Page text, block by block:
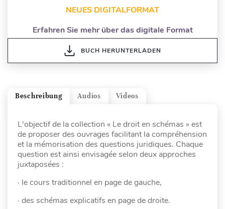
NEUES DIGITALFORMAT
Erfahren Sie mehr über das digitale Format
BUCH HERUNTERLADEN
Videos
Audios
Beschreibung
L'objectif de la collection « Le droit en schémas » est
de proposer des ouvrages facilitant la compréhension
et la mémorisation des questions juridiques. Chaque
question est ainsi envisagée selon deux approches
juxtaposées :
· le cours traditionnel en page de gauche,
· des schémas explicatifs en page de droite.